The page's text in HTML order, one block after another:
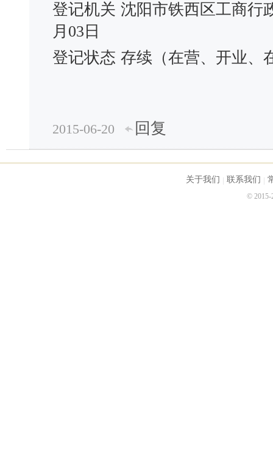
登记机关 沈阳市铁西区工商行
月03日
登记状态 存续（在营、开业、
2015-06-20 回复
关于我们 联系我们
© 2015-